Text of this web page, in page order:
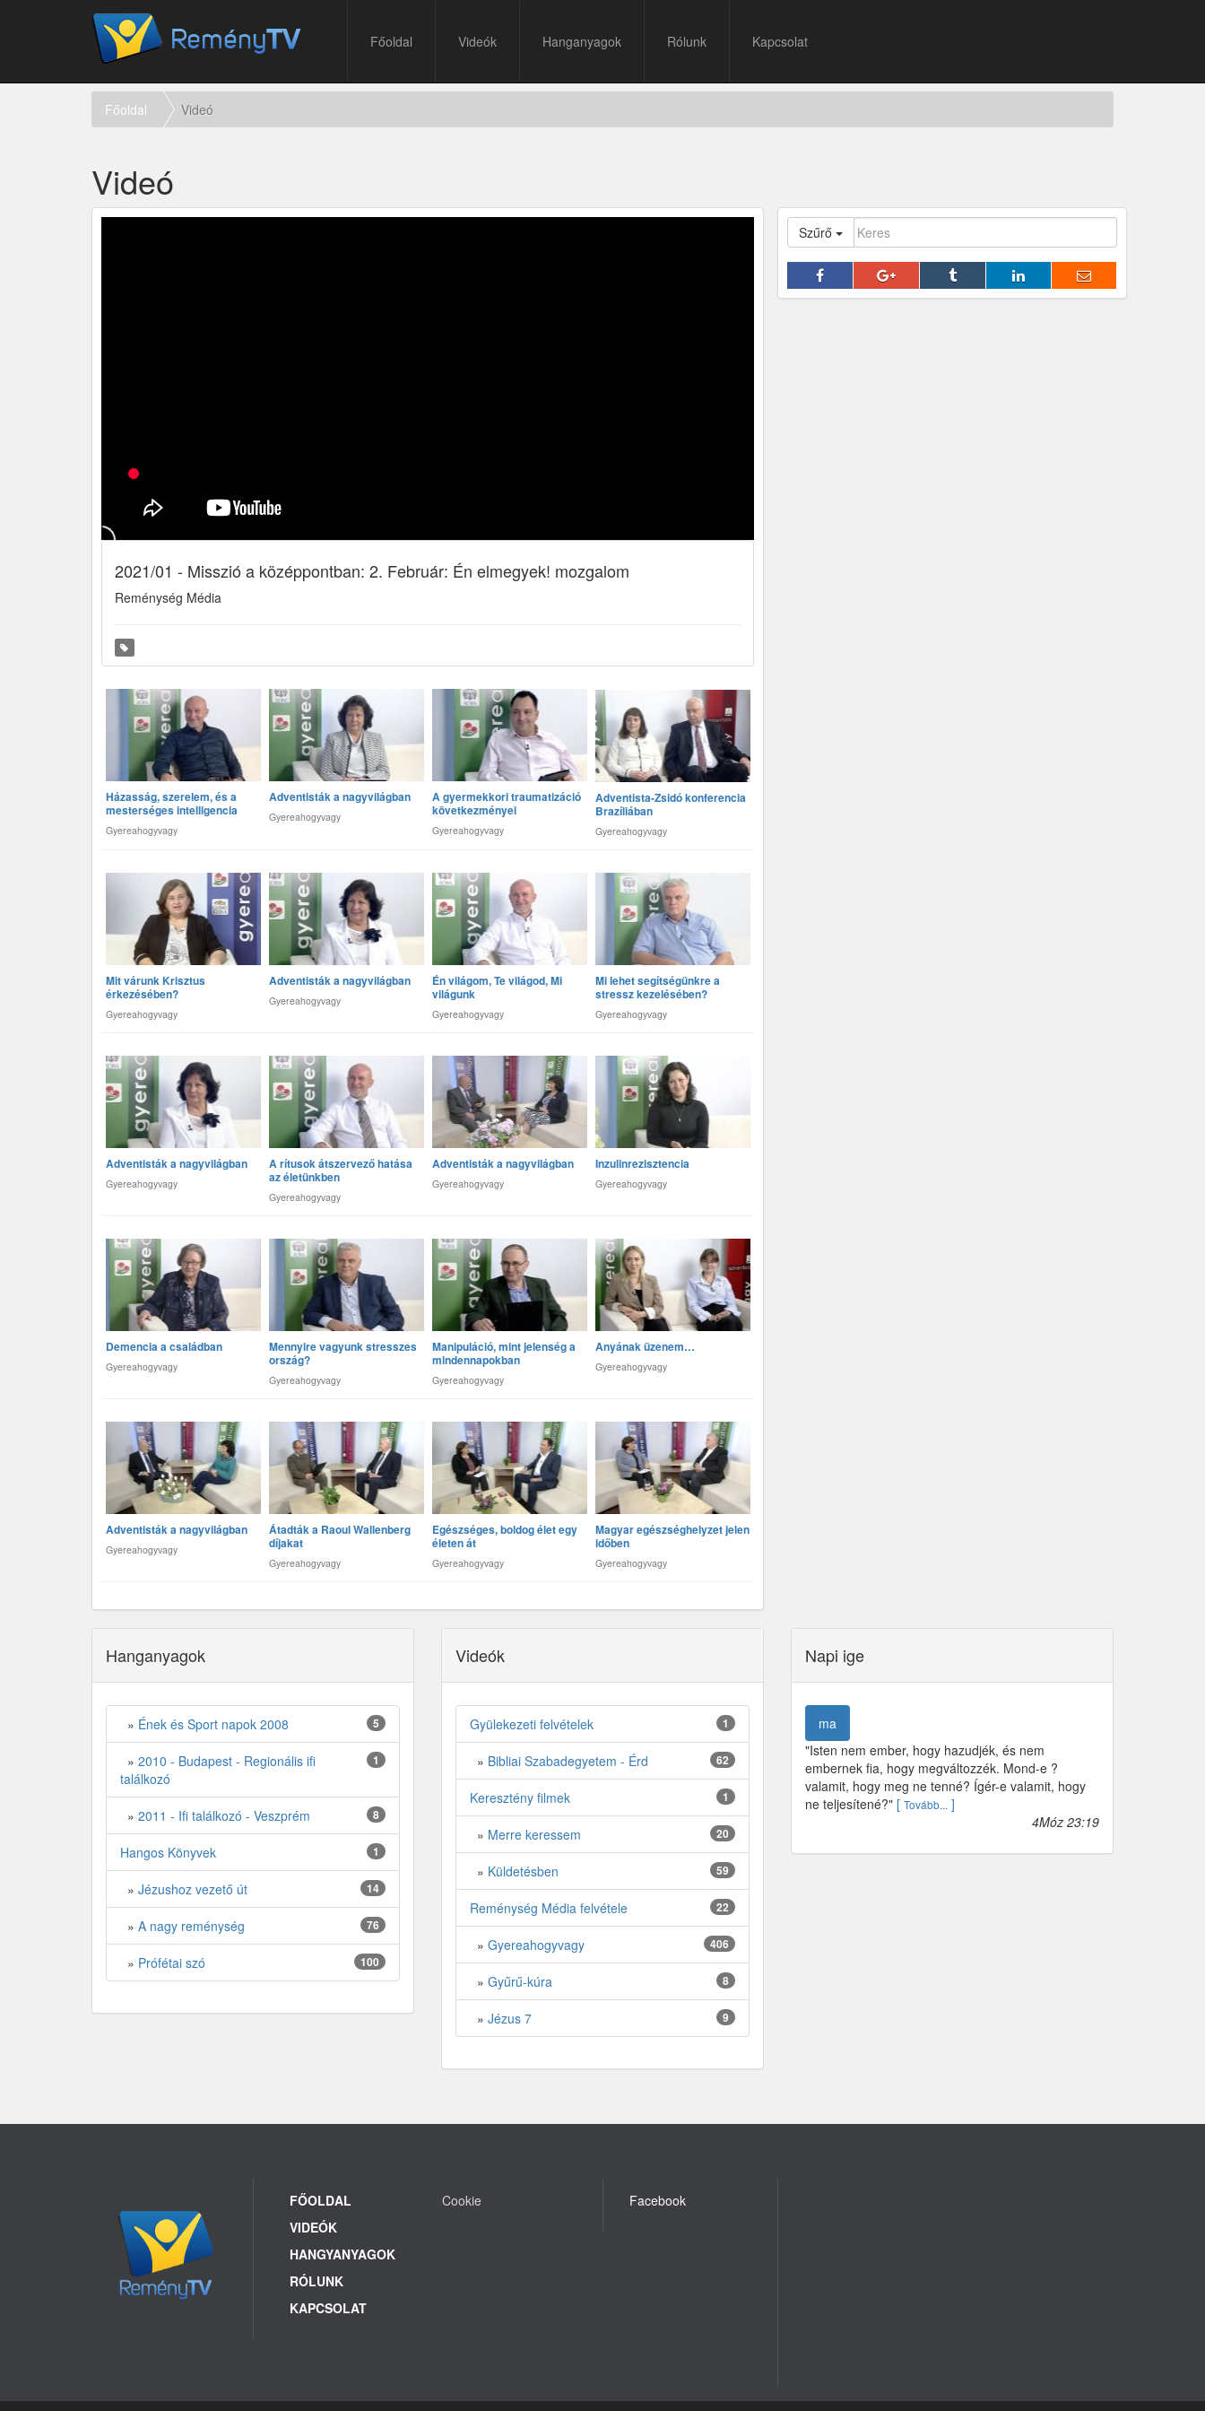
Főoldal Videók Hanganyagok Rólunk Kapcsolat
Főoldal Videó
Videó
2021/01 - Misszió a középpontban: 2. Február: Én elmegyek! mozgalom
Reménység Média
Házasság, szerelem, és a
mesterséges intelligencia
Gyereahogyvagy
Adventisták a nagyvilágban
Gyereahogyvagy
A gyermekkori traumatizáció
következményei
Gyereahogyvagy
Adventista-Zsidó konferencia
Brazíliában
Gyereahogyvagy
Mit várunk Krisztus
érkezésében?
Gyereahogyvagy
Adventisták a nagyvilágban
Gyereahogyvagy
Én világom, Te világod, Mi
világunk
Gyereahogyvagy
Mi lehet segítségünkre a
stressz kezelésében?
Gyereahogyvagy
Adventisták a nagyvilágban
Gyereahogyvagy
A rítusok átszervező hatása
az életünkben
Gyereahogyvagy
Adventisták a nagyvilágban
Gyereahogyvagy
Inzulinrezisztencia
Gyereahogyvagy
Demencia a családban
Gyereahogyvagy
Mennyire vagyunk stresszes
ország?
Gyereahogyvagy
Manipuláció, mint jelenség a
mindennapokban
Gyereahogyvagy
Anyának üzenem…
Gyereahogyvagy
Adventisták a nagyvilágban
Gyereahogyvagy
Átadták a Raoul Wallenberg
díjakat
Gyereahogyvagy
Egészséges, boldog élet egy
életen át
Gyereahogyvagy
Magyar egészséghelyzet jelen
időben
Gyereahogyvagy
Szűrő
Hanganyagok
5
» Ének és Sport napok 2008
1
» 2010 - Budapest - Regionális ifi
találkozó
8
» 2011 - Ifi találkozó - Veszprém
1
Hangos Könyvek
14
» Jézushoz vezető út
76
» A nagy reménység
100
» Prófétai szó
Videók
1
Gyülekezeti felvételek
62
» Bibliai Szabadegyetem - Érd
1
Keresztény filmek
20
» Merre keressem
59
» Küldetésben
22
Reménység Média felvétele
406
» Gyereahogyvagy
8
» Gyűrű-kúra
9
» Jézus 7
Napi ige
ma
"Isten nem ember, hogy hazudjék, és nem
embernek fia, hogy megváltozzék. Mond-e ?
valamit, hogy meg ne tenné? Ígér-e valamit, hogy
ne teljesítené?" [ Tovább... ]
4Móz 23:19
FŐOLDAL
VIDEÓK
HANGYANYAGOK
RÓLUNK
KAPCSOLAT
Cookie Facebook